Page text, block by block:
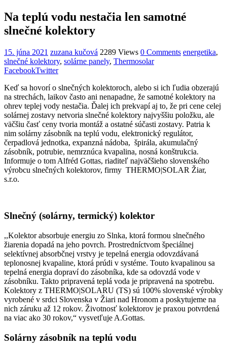
Na teplú vodu nestačia len samotné
slnečné kolektory
15. júna 2021 zuzana kučová 2289 Views 0 Comments energetika,
slnečné kolektory, solárne panely, Thermosolar
FacebookTwitter
Keď sa hovorí o slnečných kolektoroch, alebo si ich ľudia obzerajú
na strechách, laikov často ani nenapadne, že samotné kolektory na
ohrev teplej vody nestačia. Ďalej ich prekvapí aj to, že pri cene celej
solárnej zostavy netvoria slnečné kolektory najvyššiu položku, ale
väčšiu časť ceny tvoria montáž a ostatné súčasti zostavy. Patria k
nim solárny zásobník na teplú vodu, elektronický regulátor,
čerpadlová jednotka, expanzná nádoba, špirála, akumulačný
zásobník, potrubie, nemrznúca kvapalina, nosná konštrukcia.
Informuje o tom Alfréd Gottas, riaditeľ najväčšieho slovenského
výrobcu slnečných kolektorov, firmy THERMO|SOLAR Žiar,
s.r.o.
Slnečný (solárny, termický) kolektor
,,Kolektor absorbuje energiu zo Slnka, ktorá formou slnečného
žiarenia dopadá na jeho povrch. Prostredníctvom špeciálnej
selektívnej absorbčnej vrstvy je tepelná energia odovzdávaná
teplonosnej kvapaline, ktorá prúdi v systéme. Touto kvapalinou sa
tepelná energia dopraví do zásobníka, kde sa odovzdá vode v
zásobníku. Takto pripravená teplá voda je pripravená na spotrebu.
Kolektory z THERMO|SOLARU (TS) sú 100% slovenské výrobky
vyrobené v srdci Slovenska v Žiari nad Hronom a poskytujeme na
nich záruku až 12 rokov. Životnosť kolektorov je praxou potvrdená
na viac ako 30 rokov,“ vysvetľuje A.Gottas.
Solárny zásobník na teplú vodu